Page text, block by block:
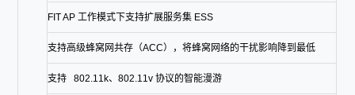
FIT AP 工作模式下支持扩展服务集 ESS
支持高级蜂窝网共存（ACC），将蜂窝网络的干扰影响降到最低
支持 802.11k、802.11v 协议的智能漫游